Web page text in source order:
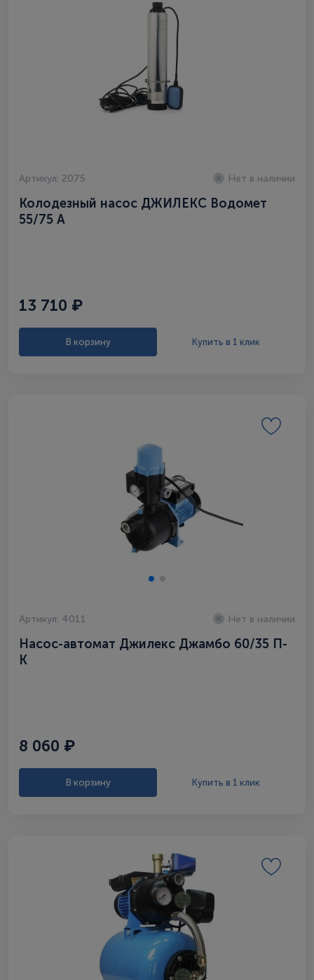
Артикул: 2075 Нет в наличии
Колодезный насос ДЖИЛЕКС Водомет
55/75 А
13 710 ₽
В корзину Купить в 1 клик
Артикул: 4011 Нет в наличии
Насос-автомат Джилекс Джамбо 60/35 П-
К
8 060 ₽
В корзину Купить в 1 клик